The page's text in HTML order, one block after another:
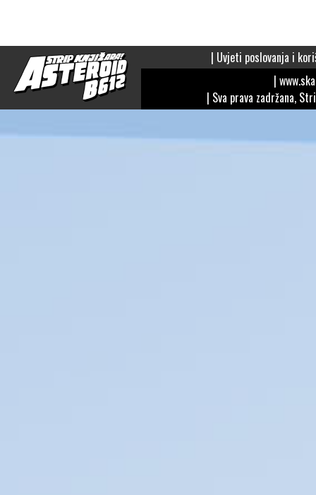
| Uvjeti poslovanja i
|
| Sva prava zadržana,